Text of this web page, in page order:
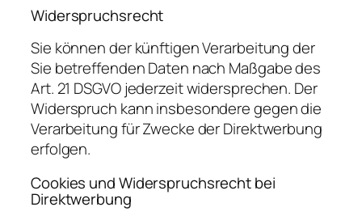
Widerspruchsrecht
Sie können der künftigen Verarbeitung der
Sie betreffenden Daten nach Maßgabe des
Art. 21 DSGVO jederzeit widersprechen. Der
Widerspruch kann insbesondere gegen die
Verarbeitung für Zwecke der Direktwerbung
erfolgen.
Cookies und Widerspruchsrecht bei
Direktwerbung